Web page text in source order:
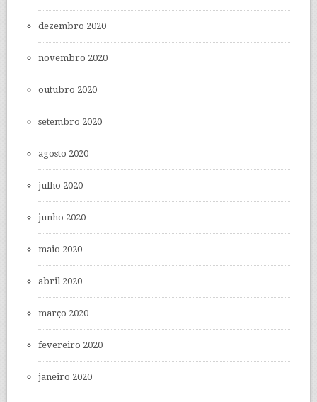
dezembro 2020
novembro 2020
outubro 2020
setembro 2020
agosto 2020
julho 2020
junho 2020
maio 2020
abril 2020
março 2020
fevereiro 2020
janeiro 2020